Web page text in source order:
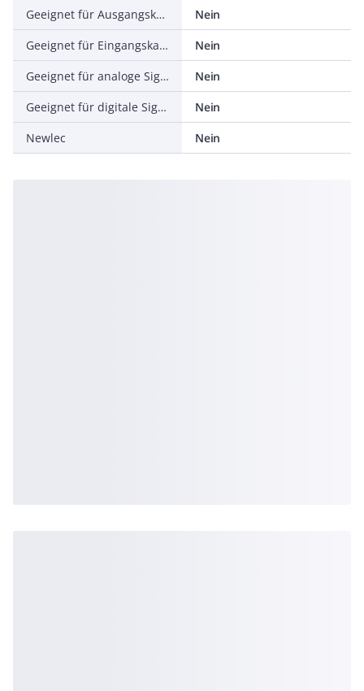
Geeignet für Ausgangskarte SPS
Nein
Geeignet für Eingangskarte SPS
Nein
Geeignet für analoge Signale
Nein
Geeignet für digitale Signale
Nein
Newlec
Nein